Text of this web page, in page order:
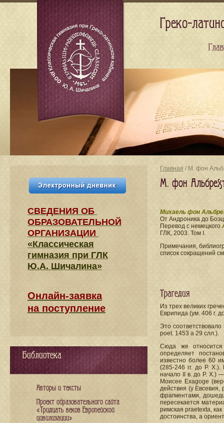
Главная / М. фон
М. фон
Михаель фон
От Андроника до
Перевод с немецкого
ГЛК, 2003. Том I.
Примечания,
список сокращений
Трагедия
Из трех великих
Еврипида (ум. 406 г.
Это
poet. 1453 а 29 слл.).
Сюда же относится
определяет
известно более 60
(285-246 гг. до Р.
начало II в. до Р. X.)
Моисее Exagoge
действия (у
фрагментами,
пересекается
римская praetexta,
достоинства, а
СВЕДЕНИЯ​ ОБ
ОБРАЗОВАТЕЛЬНОЙ
ОРГАНИЗАЦИИ
«Классическая
гимназия при ГЛК
Ю.А. Шичалина»
Онлайн-заявка
на поступление
Библиотека
Авторы и тексты
Проект образовательного сайта
«Тридцать веков Европейской
цивилизации»
Греко-